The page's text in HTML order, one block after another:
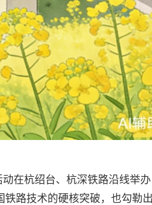
在杭绍台、杭深铁路沿线举
路技术的硬核突破，也勾勒